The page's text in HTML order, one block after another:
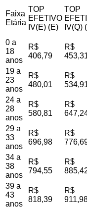
Faixa
Etária
TOP
EFETIVO
IV(E) (E)
TOP
IV(Q)
0 a
18
anos
R$
406,79
R$
19 a
23
anos
R$
480,01
R$
24 a
28
anos
R$
580,81
R$
29 a
33
anos
R$
696,98
R$
34 a
38
anos
R$
794,55
R$
39 a
43
anos
R$
818,39
R$